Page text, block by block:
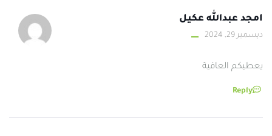
امجد عبدالله عكيل
ديسمبر 29, 2024
يعطيكم العافية
Reply